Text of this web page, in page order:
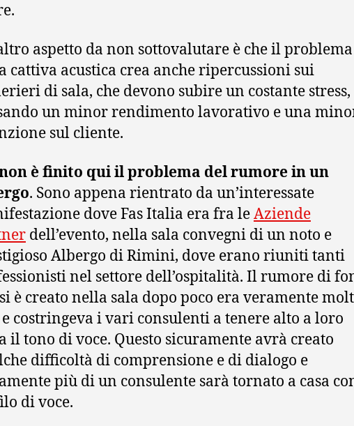
aspetto da non sottovalutare è che il problema
cattiva acustica crea anche ripercussioni sui
di sala, che devono subire un costante stress,
un minor rendimento lavorativo e una
sul cliente.
è finito qui il problema del rumore in un
. Sono appena rientrato da un’interessate
dove Fas Italia era fra leAziende
dell’evento, nella sala convegni di un noto e
Albergo di Rimini, dove erano riuniti tanti
nel settore dell’ospitalità. Il rumore di
è creato nella sala dopo poco era veramente
costringeva i vari consulenti a tenere alto a loro
il tono di voce. Questo sicuramente avrà creato
difficoltà di comprensione e di dialogo e
più di un consulente sarà tornato a casa
di voce.